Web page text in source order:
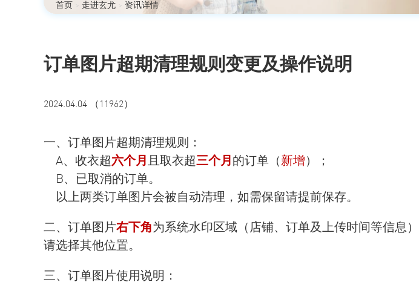
首页 走进玄尤 > 资讯详情
订单图片超期清理规则变更及操作说明
2024.04.04 （11962）
一、订单图片超期清理规则：
A、收衣超六个月 且取衣超三个月的订单（新增）
；
B、 已取消的订单。
以上两类订单图片会被自动清理，如需保留请提前保存。
二、订单图片右下角为系统水印区域（店铺、订单及上传时间等信息
请选择其他位置。
三、订单图片使用说明：